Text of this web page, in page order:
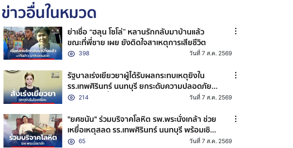
ข่าวอื่นในหมวด
ย่าเชื่อ “ฮลุน โซโล่” หลานรักกลับมาบ้านแล้ว
ขณะที่พี่ชาย เผย ยังติดใจสาเหตุการเสียชีวิต
398 วันที่ 7 ส.ค. 2569
รัฐบาลเร่งเยียวยาผู้ได้รับผลกระทบเหตุยิงใน
รร.เทพศิรินทร์ นนทบุรี ยกระดับความปลอดภัย
สถานศึกษาทั่วประเทศ
214 วันที่ 7 ส.ค. 2569
"ยศชนัน" ร่วมบริจาคโลหิต รพ.พระนั่งเกล้า ช่วย
เหยื่อเหตุสลด รร.เทพศิรินทร์ นนทบุรี พร้อมเชิญ
ชวน ปชช. ร่วมต่อลมหายใจผู้บาดเจ็บ
65 วันที่ 7 ส.ค. 2569